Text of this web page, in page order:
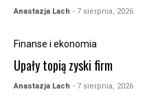
Anastazja Lach - 7 sierpnia, 2026
Finanse i ekonomia
Upały topią zyski firm
Anastazja Lach - 7 sierpnia, 2026